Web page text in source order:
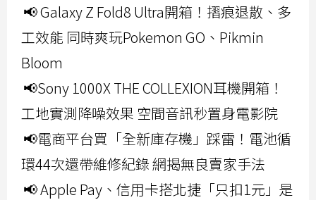
📢 Galaxy Z Fold8 Ultra開箱！摺痕退散、多
工效能 同時爽玩Pokemon GO、Pikmin
Bloom
📢Sony 1000X THE COLLEXION耳機開箱！
工地實測降噪效果 空間音訊秒置身電影院
📢電商平台買「全新庫存機」踩雷！電池循
環44次還帶維修紀錄 網揭無良賣家手法
📢 Apple Pay、信用卡搭北捷「只扣1元」是